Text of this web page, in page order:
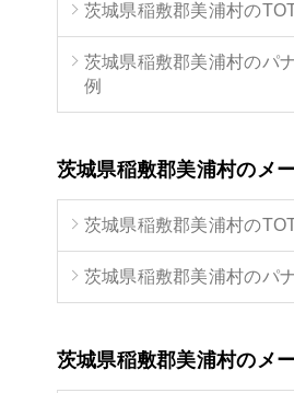
茨城県稲敷郡美浦村の
茨城県稲敷郡美浦村のパ
例
茨城県稲敷郡美浦村のメ
茨城県稲敷郡美浦村の
茨城県稲敷郡美浦村のパ
茨城県稲敷郡美浦村のメ